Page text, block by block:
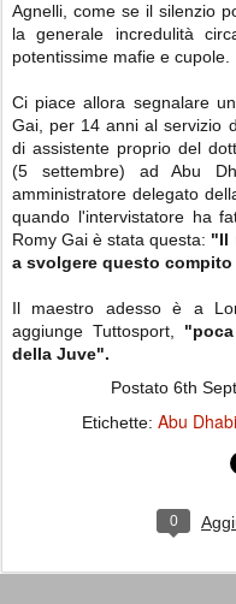
Agnelli, come se il silenzio
la generale incredulità
potentissime mafie e cupole.
Ci piace allora segnalare
Gai, per 14 anni al servizio
di assistente proprio del
(5 settembre) ad Abu
amministratore delegato
quando l'intervistatore ha
Romy Gai è stata questa: "Il
a svolgere questo
Il maestro adesso è a
aggiunge Tuttosport,
della Juve".
Postato 6th
Etichette: Abu Dhabi
0